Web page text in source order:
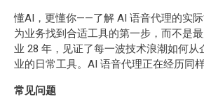
懂AI，更懂你——了解 AI 语音代理的实
为业务找到合适工具的第一步，而不是
业 28 年，见证了每一波技术浪潮如何从
业的日常工具。AI 语音代理正在经历同样
常见问题